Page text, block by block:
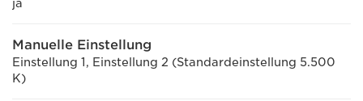
ja
Manuelle Einstellung
Einstellung 1, Einstellung 2 (Standardeinstellung 5.500
K)